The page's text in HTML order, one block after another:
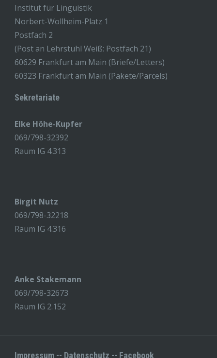
Institut für Linguistik
Norbert-Wollheim-Platz 1
Postfach 2
(Post an Lehrstuhl Weiß: Postfach 21)
60629 Frankfurt am Main (Briefe/Letters)
60323 Frankfurt am Main (Pakete/Parcels)
Sekretariate
Elke Höhe-Kupfer
069/798-32392
Raum IG 4.313
Birgit Nutz
069/798-32218
Raum IG 4.316
Anke Stakemann
069/798-32673
Raum IG 2.152
Impressum -- Datenschutz -- Facebook